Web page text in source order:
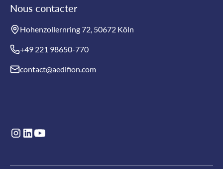
Nous contacter
Hohenzollernring 72, 50672 Köln
+49 221 98650-770
contact@aedifion.com